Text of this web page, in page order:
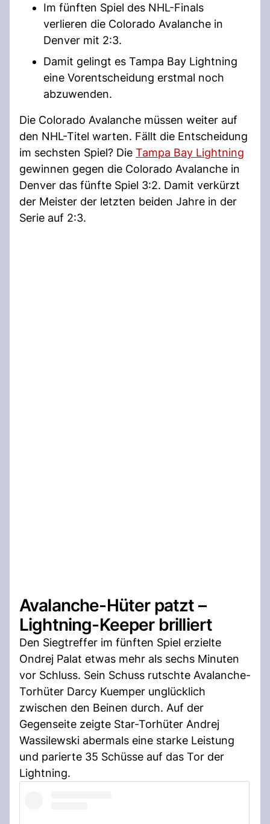
Im fünften Spiel des NHL-Finals
verlieren die Colorado Avalanche in
Denver mit 2:3.
Damit gelingt es Tampa Bay Lightning
eine Vorentscheidung erstmal noch
abzuwenden.
Die Colorado Avalanche müssen weiter auf
den NHL-Titel warten. Fällt die Entscheidung
im sechsten Spiel? Die Tampa Bay Lightning
gewinnen gegen die Colorado Avalanche in
Denver das fünfte Spiel 3:2. Damit verkürzt
der Meister der letzten beiden Jahre in der
Serie auf 2:3.
Avalanche-Hüter patzt –
Lightning-Keeper brilliert
Den Siegtreffer im fünften Spiel erzielte
Ondrej Palat etwas mehr als sechs Minuten
vor Schluss. Sein Schuss rutschte Avalanche-
Torhüter Darcy Kuemper unglücklich
zwischen den Beinen durch. Auf der
Gegenseite zeigte Star-Torhüter Andrej
Wassilewski abermals eine starke Leistung
und parierte 35 Schüsse auf das Tor der
Lightning.